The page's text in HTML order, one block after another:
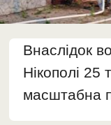
Внаслідок
Нікополі 25
масштабна